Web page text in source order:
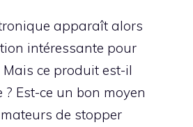
apparaît alors
intéressante pour
ce produit est-il
Est-ce un bon moyen
de stopper